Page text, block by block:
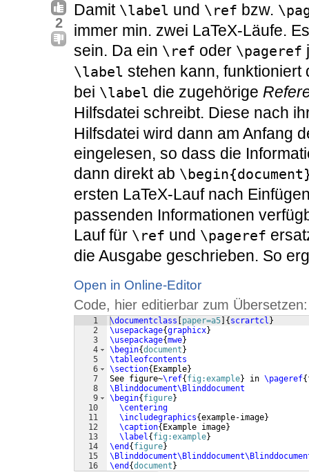
2
Damit \label und \ref bzw.
immer min. zwei LaTeX-Läufe.
sein. Da ein \ref oder \pageref
\label stehen kann, funktioniert
bei \label die zugehörige
Hilfsdatei schreibt. Diese nach
Hilfsdatei wird dann am Anfang
eingelesen, so dass die
dann direkt ab
ersten LaTeX-Lauf nach
passenden Informationen
Lauf für \ref und \pageref
die Ausgabe geschrieben. So
Open in Online-Editor
Code, hier editierbar zum Übersetzen:
1
2
3
4
5
6
7
8
9
10
11
12
13
14
15
16
\documentclass paper=a5 { scrartcl }
\usepackage{graphicx}
\usepackage{mwe}
\begin{document }
\tableofcontents
\section{ Example}
See figure~\ref{ fig:example} in \pageref{
\Blinddocument\Blinddocument
\begin{ figure}
\centering
\includegraphics{example-image}
\caption{ Example image}
\label{ fig:example}
\end { figure}
\end {document }